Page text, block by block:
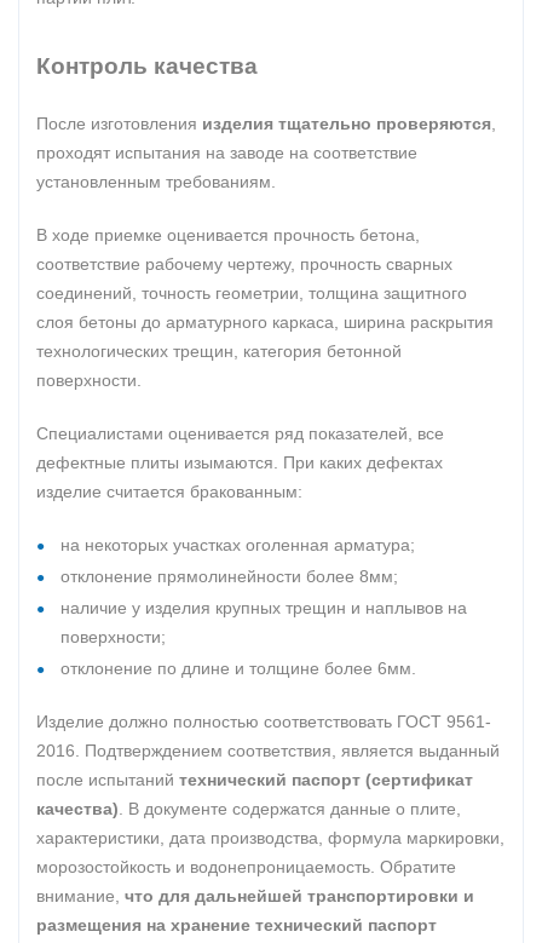
Контроль качества
После изготовления изделия тщательно проверяются
проходят испытания на заводе на соответствие
установленным требованиям.
В ходе приемке оценивается прочность бетона,
соответствие рабочему чертежу, прочность сварных
соединений, точность геометрии, толщина защитного
слоя бетоны до арматурного каркаса, ширина раскрытия
технологических трещин, категория бетонной
поверхности.
Специалистами оценивается ряд показателей, все
дефектные плиты изымаются. При каких дефектах
изделие считается бракованным:
на некоторых участках оголенная арматура;
отклонение прямолинейности более 8мм;
наличие у изделия крупных трещин и наплывов на
поверхности;
отклонение по длине и толщине более 6мм.
Изделие должно полностью соответствовать ГОСТ 9561-
2016. Подтверждением соответствия, является выданный
после испытаний технический паспорт (сертификат
качества) . В документе содержатся данные о плите,
характеристики, дата производства, формула маркировки,
морозостойкость и водонепроницаемость. Обратите
внимание, что для дальнейшей транспортировки и
размещения на хранение технический паспорт